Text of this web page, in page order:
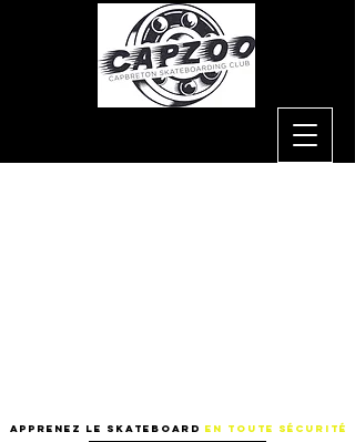
APpRENEZ LE SKATEBOARD EN TOUTE SÉCURITÉ